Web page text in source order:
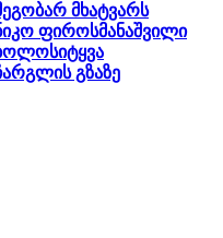
მხატვარს
ფიროსმანაშვილი
გზაზე